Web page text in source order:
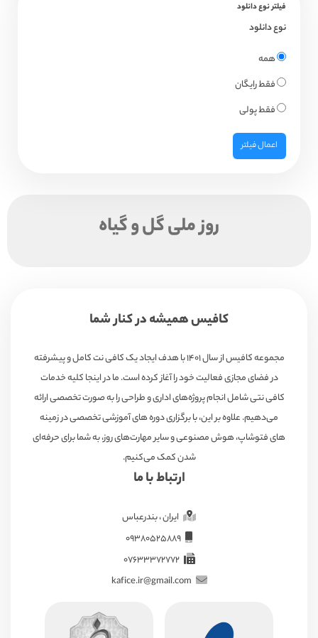
فیلتر نوع دانلود
نوع دانلود
همه
فقط رایگان
فقط پولی
اعمال فیلتر
روز ملی گل و گیاه
کافیس همیشه در کنار شما
مجموعه کافیس از سال ۱۴۰۱ با هدف ایجاد یک کافی نت کامل و پیشرفته
در فضای مجازی فعالیت خود را آغاز کرده است. ما در اینجا کلیه خدمات
کافی نتی شامل انجام پروژه‌های اداری و طراحی را به صورت تخصصی ارائه
می‌دهیم. علاوه بر این، با برگزاری دوره های آموزشی تخصصی در زمینه
های فتوشاپ، هوش مصنوعی و سایر مهارت‌های روز، به شما برای حرفه‌ای
شدن کمک می‌کنیم.
ارتباط با ما
ایران ، بندرعباس
07633372772